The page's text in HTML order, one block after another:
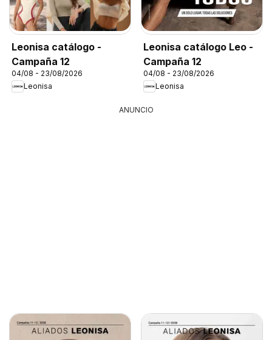
Leonisa catálogo -
Campaña 12
04/08 - 23/08/2026
Leonisa
Leonisa catálogo Leo -
Campaña 12
04/08 - 23/08/2026
Leonisa
ANUNCIO